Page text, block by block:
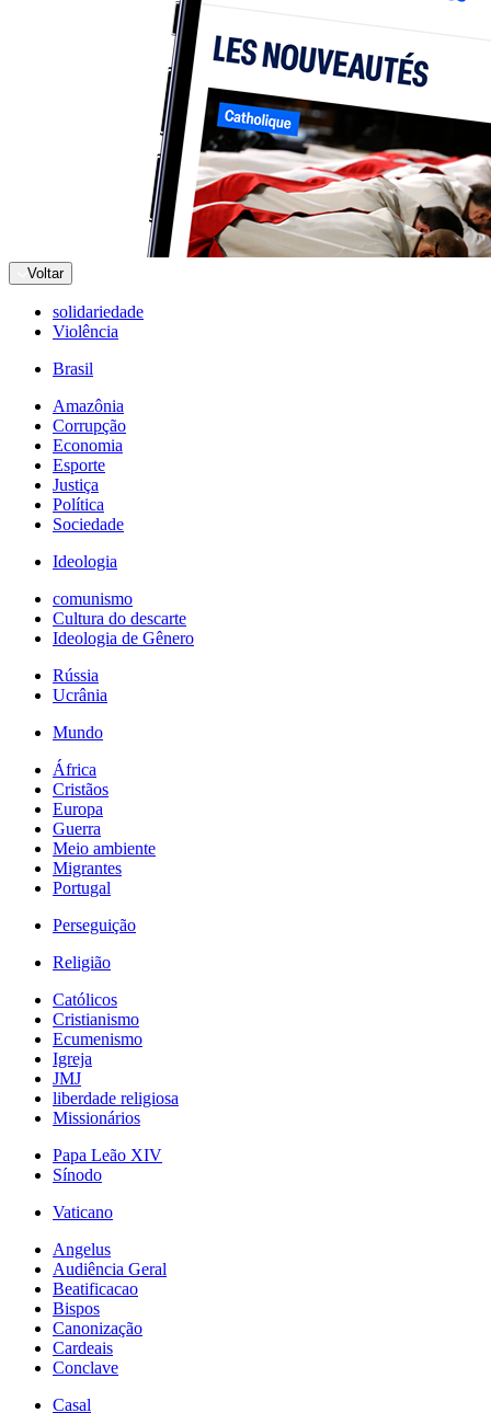
Voltar
solidariedade
Violência
Brasil
Amazônia
Corrupção
Economia
Esporte
Justiça
Política
Sociedade
Ideologia
comunismo
Cultura do descarte
Ideologia de Gênero
Rússia
Ucrânia
Mundo
África
Cristãos
Europa
Guerra
Meio ambiente
Migrantes
Portugal
Perseguição
Religião
Católicos
Cristianismo
Ecumenismo
Igreja
JMJ
liberdade religiosa
Missionários
Papa Leão XIV
Sínodo
Vaticano
Angelus
Audiência Geral
Beatificacao
Bispos
Canonização
Cardeais
Conclave
Casal